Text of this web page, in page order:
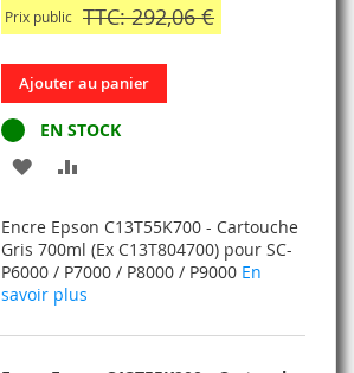
Prix public TTC: 292,06 €
Ajouter au panier
EN STOCK
AJOUTER
MA
LISTE
D’ENVIE
COMPARATEUR
Encre Epson C13T55K700 - Cartouche
Gris 700ml (Ex C13T804700) pour SC-
P6000 / P7000 / P8000 / P9000 En
savoir plus